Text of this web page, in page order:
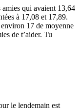
amies qui avaient 13,64
à 17,08 et 17,89.
environ 17 de moyenne
de t’aider. Tu
le lendemain est